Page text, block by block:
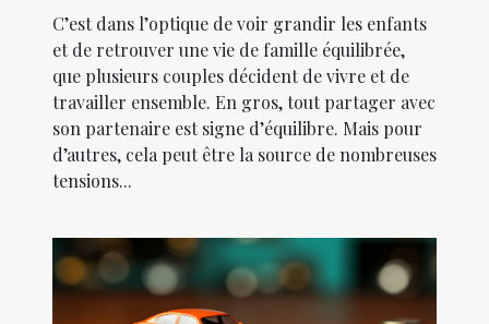
C’est dans l’optique de voir grandir les enfants
et de retrouver une vie de famille équilibrée,
que plusieurs couples décident de vivre et de
travailler ensemble. En gros, tout partager avec
son partenaire est signe d’équilibre. Mais pour
d’autres, cela peut être la source de nombreuses
tensions...